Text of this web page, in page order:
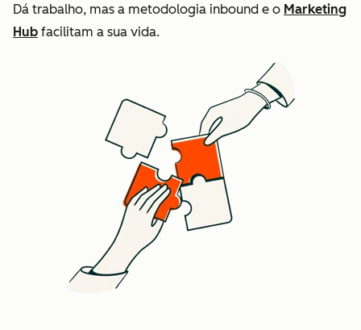
Dá trabalho, mas a metodologia inbound e o Marketing
Hub facilitam a sua vida.